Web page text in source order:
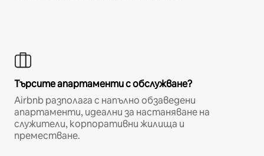
Търсите апартаменти с обслужване?
Airbnb разполага с напълно обзаведени
апартаменти, идеални за настаняване на
служители, корпоративни жилища и
преместване.